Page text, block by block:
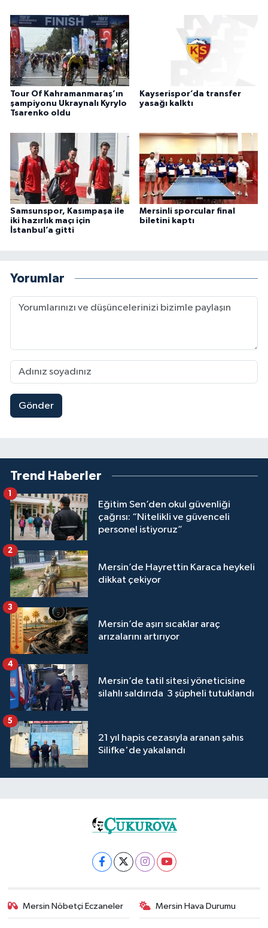
Tour Of Kahramanmaraş’ın
şampiyonu Ukraynalı Kyrylo
Tsarenko oldu
Kayserispor’da transfer
yasağı kalktı
Samsunspor, Kasımpaşa ile
iki hazırlık maçı için
İstanbul’a gitti
Mersinli sporcular final
biletini kaptı
Yorumlar
Gönder
Trend Haberler
Eğitim Sen’den okul güvenliği
çağrısı: “Nitelikli ve güvenceli
personel istiyoruz”
1
Mersin’de Hayrettin Karaca heykeli
dikkat çekiyor
2
Mersin’de aşırı sıcaklar araç
arızalarını artırıyor
3
Mersin’de tatil sitesi yöneticisine
silahlı saldırıda 3 şüpheli tutuklandı
4
21 yıl hapis cezasıyla aranan şahıs
Silifke'de yakalandı
5
Mersin Nöbetçi Eczaneler Mersin Hava Durumu